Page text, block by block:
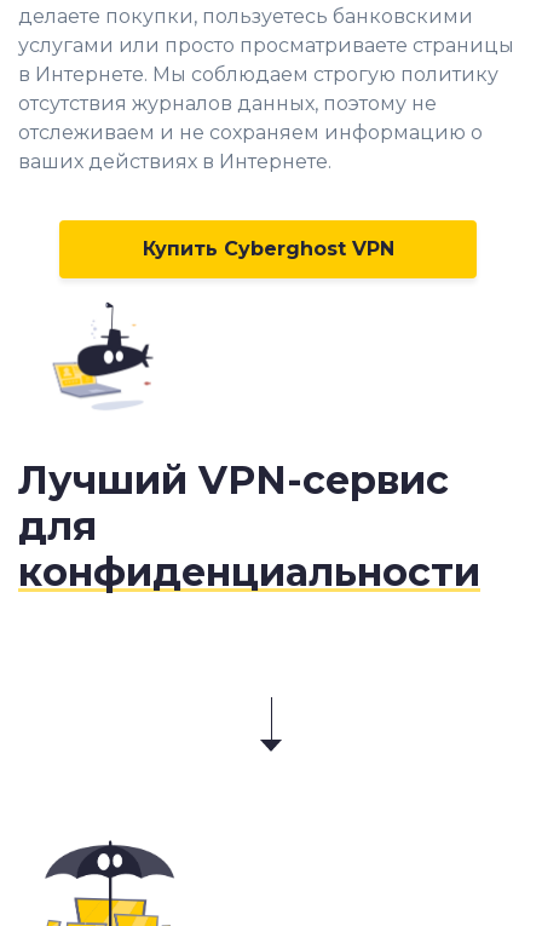
Лучший VPN-сервис
для
конфиденциальности
делаете покупки, пользуетесь банковскими
услугами или просто просматриваете страницы
в Интернете. Мы соблюдаем строгую политику
отсутствия журналов данных, поэтому не
отслеживаем и не сохраняем информацию о
ваших действиях в Интернете.
Купить Cyberghost VPN